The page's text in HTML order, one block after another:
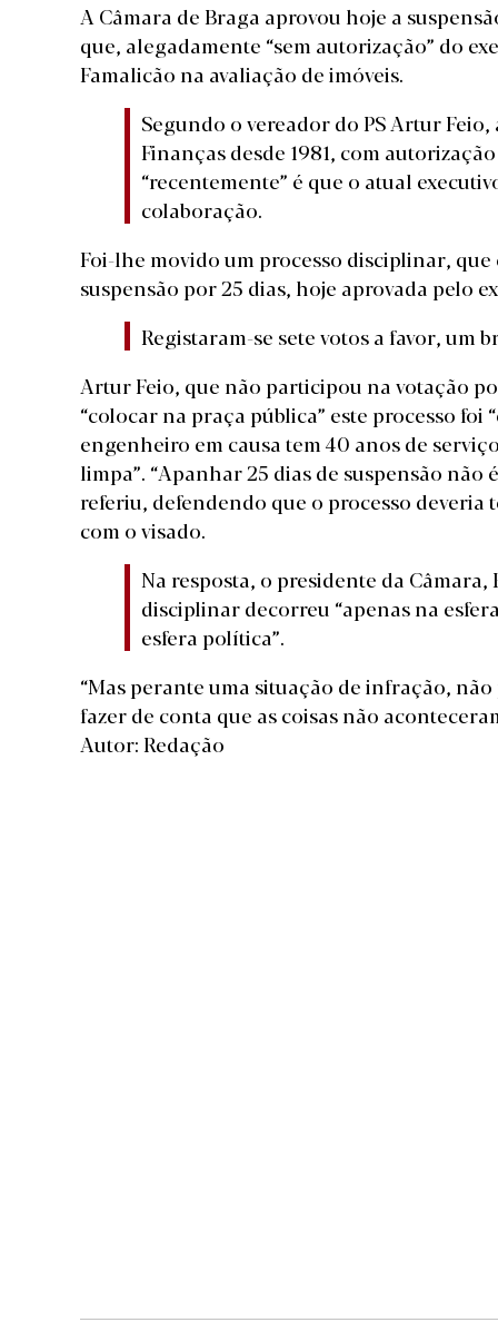
A Câmara de Braga aprovou hoje a
que, alegadamente “sem autorização” do
Famalicão na avaliação de imóveis.
Segundo o vereador do PS Artur
Finanças desde 1981, com
“recentemente” é que o atual
colaboração.
Foi-lhe movido um processo disciplinar,
suspensão por 25 dias, hoje aprovada pelo
Registaram-se sete votos a favor, um
Artur Feio, que não participou na votação
“colocar na praça pública” este processo foi
engenheiro em causa tem 40 anos de
limpa”. “Apanhar 25 dias de suspensão
referiu, defendendo que o processo deveria
com o visado.
Na resposta, o presidente da
disciplinar decorreu “apenas na
esfera política”.
“Mas perante uma situação de infração,
fazer de conta que as coisas não
Autor: Redação